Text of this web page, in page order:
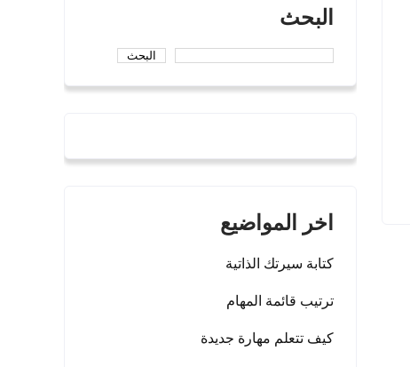
البحث
البحث
اخر المواضيع
كتابة سيرتك الذاتية
ترتيب قائمة المهام
كيف تتعلم مهارة جديدة